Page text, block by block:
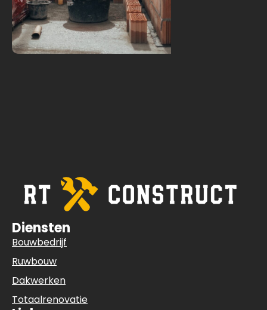
Diensten
Bouwbedrijf
Ruwbouw
Dakwerken
Totaalrenovatie